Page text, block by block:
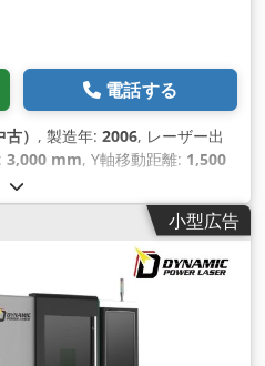
電話する
） , 製造年: 2006, レーザー出
3,000 mm, Y軸移動距離: 1,500
小型広告